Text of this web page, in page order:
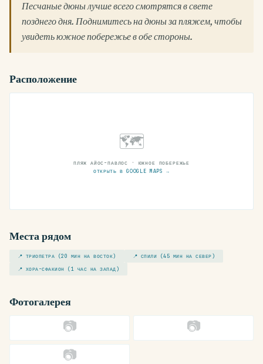
Песчаные дюны лучше всего смотрятся в свете
позднего дня. Поднимитесь на дюны за пляжем, чтобы
увидеть южное побережье в обе стороны.
Расположение
🗺
ПЛЯЖ АЙОС-ПАВЛОС · ЮЖНОЕ ПОБЕРЕЖЬЕ
ОТКРЫТЬ В GOOGLE MAPS →
Места рядом
📍 ТРИОПЕТРА (20 МИН НА ВОСТОК) 📍 СПИЛИ (45 МИН НА СЕВЕР)
📍 ХОРА-СФАКИОН (1 ЧАС НА ЗАПАД)
Фотогалерея
📷
📷
📷